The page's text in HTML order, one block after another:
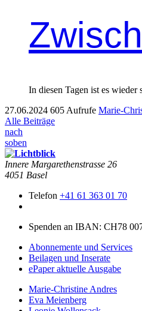
In diesen Tagen ist es
27.06.2024 605 Aufrufe Marie-
Alle Beiträge
nach
soben
Innere Mar­garethen­strasse 26
4051 Basel
Telefon +41 61 363 01 70
Spenden an IBAN: CH78
Abonnemente und Services
Beilagen und Inserate
ePaper aktuelle Ausgabe
Marie-Christine Andres
Eva Meienberg